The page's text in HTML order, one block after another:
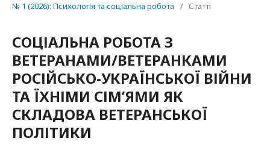
№ 1 (2026): Психологія та соціальна робота
/ Статті
СОЦІАЛЬНА РОБОТА З
ВЕТЕРАНАМИ/ВЕТЕРАНКАМИ
РОСІЙСЬКО-УКРАЇНСЬКОЇ ВІЙНИ
ТА ЇХНІМИ СІМ’ЯМИ ЯК
СКЛАДОВА ВЕТЕРАНСЬКОЇ
ПОЛІТИКИ